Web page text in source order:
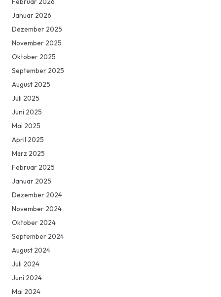
Januar 2026
Dezember 2025
November 2025
Oktober 2025
September 2025
August 2025
Juli 2025
Juni 2025
Mai 2025
April 2025
März 2025
Februar 2025
Januar 2025
Dezember 2024
November 2024
Oktober 2024
September 2024
August 2024
Juli 2024
Juni 2024
Mai 2024